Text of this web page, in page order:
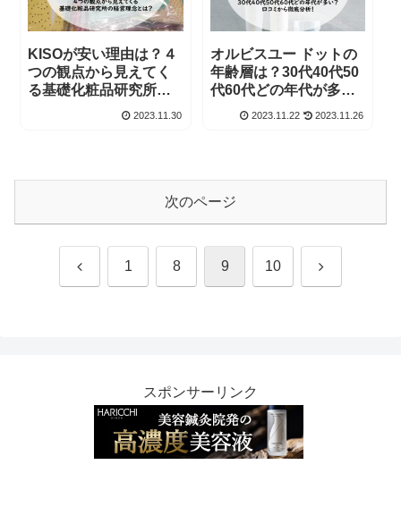
KISOが安い理由は？４
つの観点から見えてく
る基礎化粧品研究所の
経営理念とは？
2023.11.30
オルビスユー ドットの
年齢層は？30代40代50
代60代どの年代が多
い？口コミから徹底分
2023.11.22 2023.11.26
次のページ
前 1 8 9 10 次
スポンサーリンク